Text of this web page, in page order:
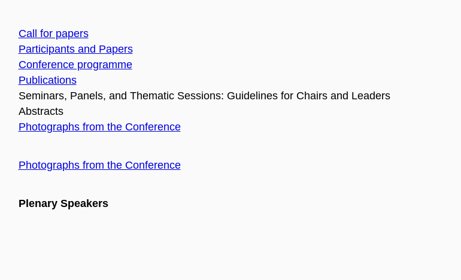
Call for papers
Participants and Papers
Conference programme
Publications
Seminars, Panels, and Thematic Sessions: Guidelines for Chairs and Leaders
Abstracts
Photographs from the Conference
Photographs from the Conference
Plenary Speakers